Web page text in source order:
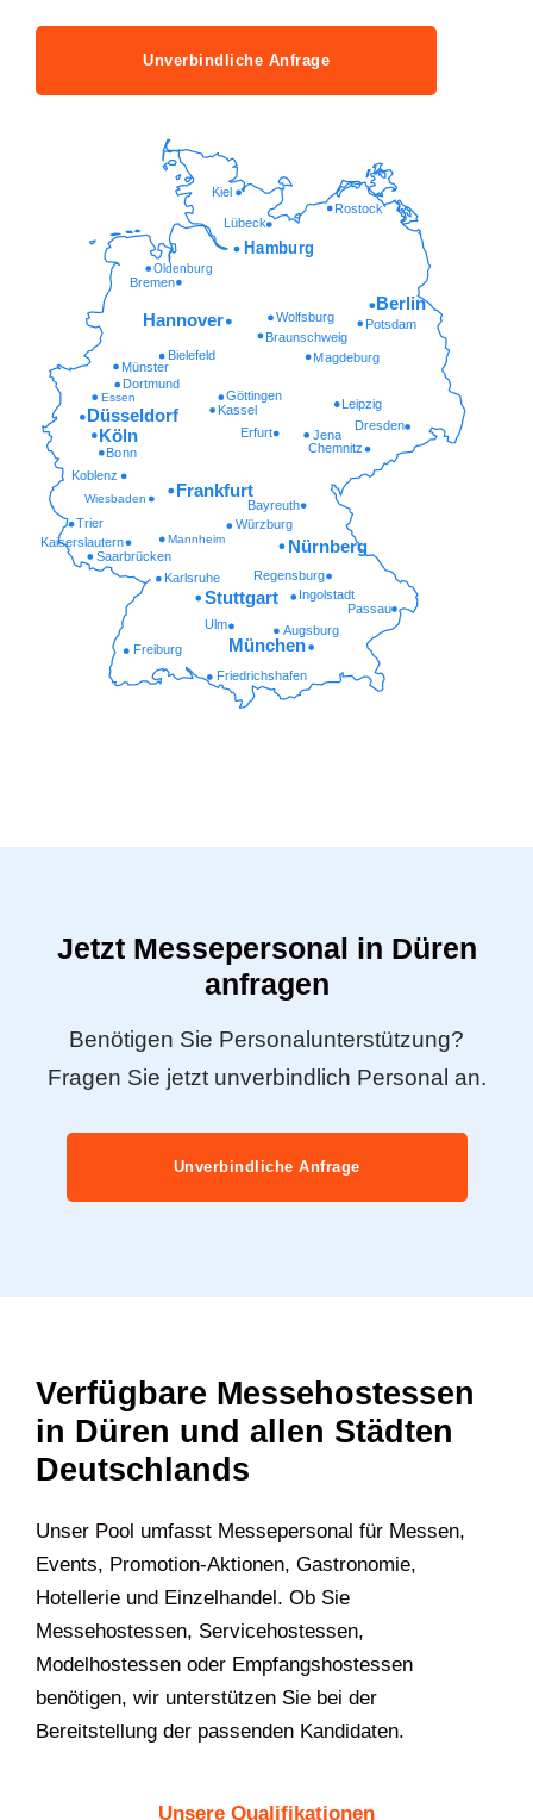
Unverbindliche Anfrage
Friedrichshafen
Freiburg
Augsburg
Ulm
Passau
Ingolstadt
Regensburg
Karlsruhe
Saarbrücken
Kaiserslautern Mannheim
Würzburg
Trier
Wiesbaden Bayreuth
Koblenz
Chemnitz
Bonn
Erfurt Jena
Dresden
Kassel
Göttingen
Essen
Dortmund
Münster
Magdeburg
Bielefeld
Braunschweig
Potsdam
Wolfsburg
Oldenburg
Lübeck
Rostock
Kiel
München
Stuttgart
Nürnberg
Frankfurt
Köln
Düsseldorf
Leipzig
Hannover
Berlin
Bremen
Hamburg
Jetzt Messepersonal in Düren
anfragen
Benötigen Sie Personalunterstützung?
Fragen Sie jetzt unverbindlich Personal an.
Unverbindliche Anfrage
Verfügbare Messehostessen
in Düren und allen Städten
Deutschlands
U‍nser Pool umfasst Messepersonal für Messen,
Events, Promotion-Aktionen, Gastronomie,
Hotellerie und Einzelhandel. Ob Sie
Messehostessen, Servicehostessen,
Modelhostessen oder Empfangshostessen
benötigen, wir unterstützen Sie bei der
Bereitstellung der passenden Kandidaten.
Unsere Qualifikationen